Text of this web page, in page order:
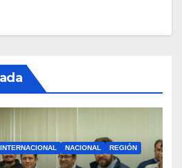
INTERNACIONAL NACIONAL
REGIÓN